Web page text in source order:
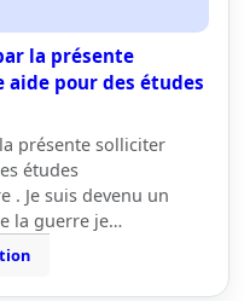
la présente
pour des études
présente solliciter
études
. Je suis devenu un
la guerre je…